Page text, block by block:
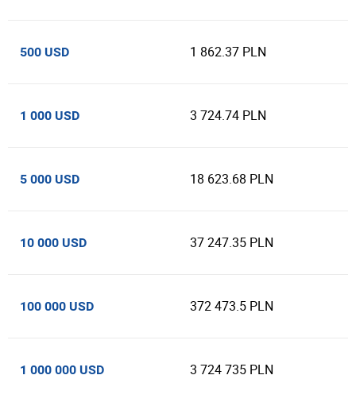
500 USD 1 862.37 PLN
1 000 USD 3 724.74 PLN
5 000 USD 18 623.68 PLN
10 000 USD 37 247.35 PLN
100 000 USD 372 473.5 PLN
1 000 000 USD 3 724 735 PLN